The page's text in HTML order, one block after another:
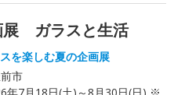
ガラスと生活
を楽しむ夏の企画展
市
年7月18日(土)～8月30日(日) ※